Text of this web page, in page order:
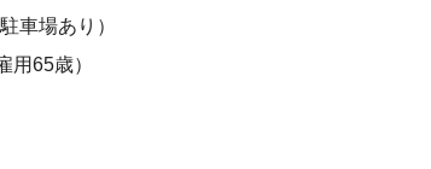
車場あり）
65歳）